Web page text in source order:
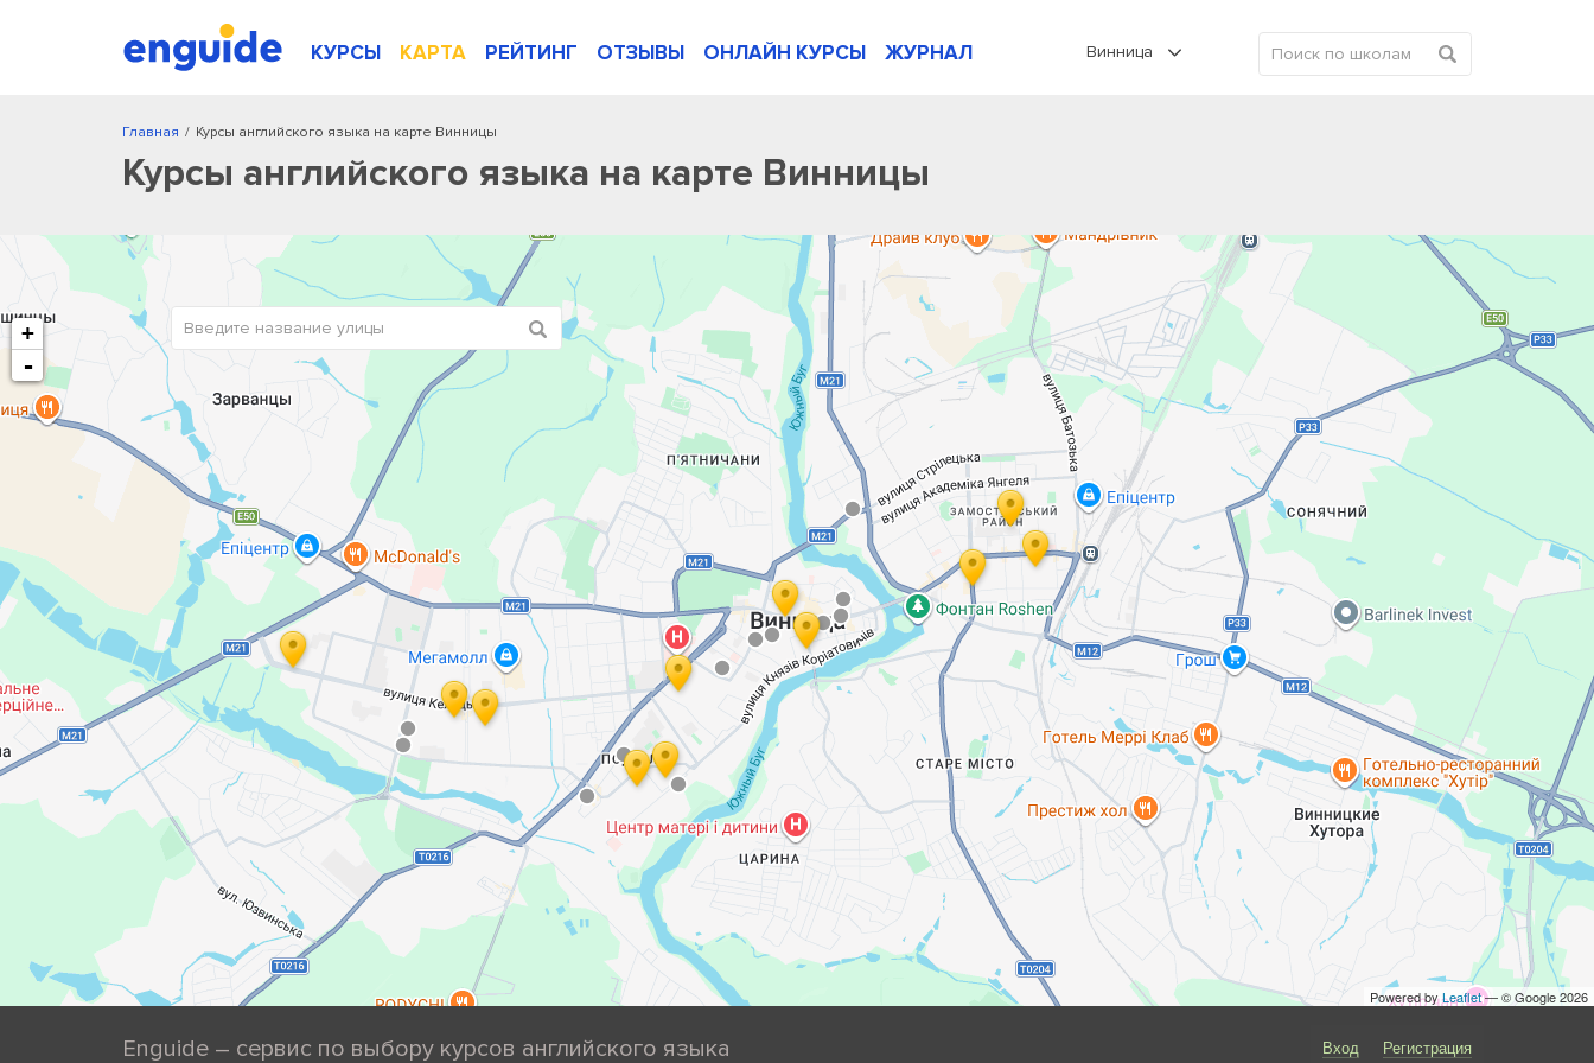
КУРСЫ КАРТА РЕЙТИНГ ОТЗЫВЫ ОНЛАЙН КУРСЫ ЖУРНАЛ Винница
/
Главная Курсы английского языка на карте Винницы
Курсы английского языка на карте Винницы
+
-
Powered byLeaflet— © Google 2026
Enguide – сервис по выбору курсов английского языка Вход Регистрация